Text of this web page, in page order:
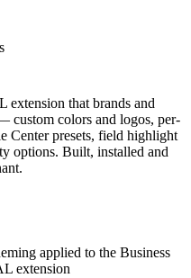
extension that brands and
custom colors and logos, per-
Center presets, field highlight
options. Built, installed and
applied to the Business
extension